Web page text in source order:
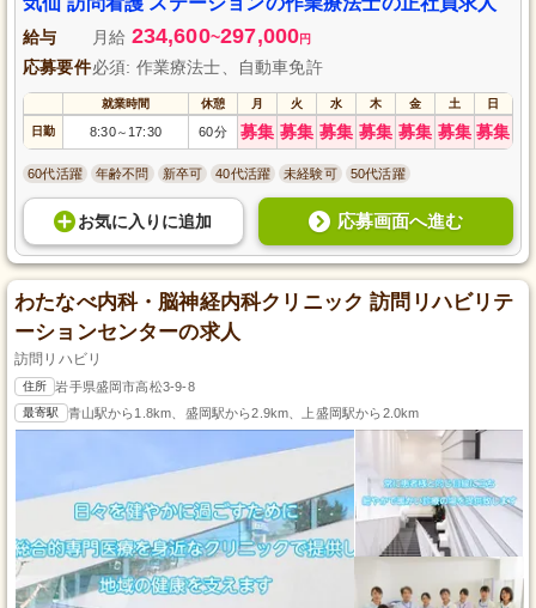
給与 月給 234,600~297,000円
応募要件必須: 作業療法士、自動車免許
就業時間 休憩 月 火 水 木 金 土 日
日勤 8:30～ 17:30 60分 募集 募集 募集 募集 募集 募集 募集
60代活躍 年齢不問 新卒可 40代活躍 未経験可 50代活躍
お気に入り に追加 応募画面へ進む
わたなべ内科・脳神経内科クリニック 訪問リハビリテ
ーションセンターの求人
訪問リハビリ
住所 岩手県盛岡市高松3-9-8
最寄駅 青山駅から1.8km、盛岡駅から2.9km、上盛岡駅から2.0km